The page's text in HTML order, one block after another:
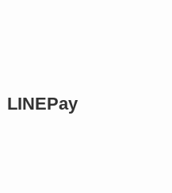
LINEPay